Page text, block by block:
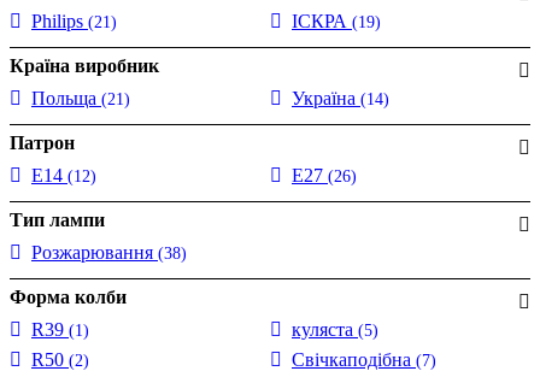
Philips (21) ІСКРА (19)
Країна виробник
Польща (21) Україна (14)
Патрон
E14 (12) E27 (26)
Тип лампи
Розжарювання (38)
Форма колби
R39 (1)
R50 (2)
куляста (5)
Свічкаподібна (7)